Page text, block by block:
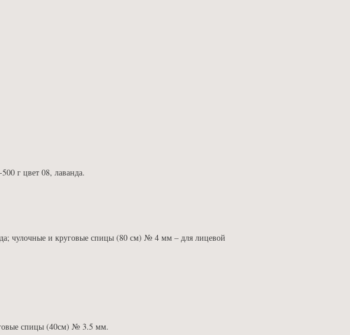
г цвет 08, лаванда.
чулочные и круговые спицы (80 см) № 4 мм – для лицевой
спицы (40см) № 3.5 мм.